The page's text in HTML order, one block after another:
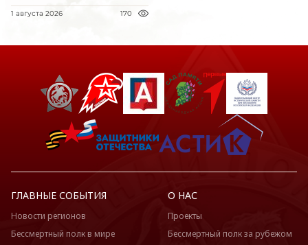
1 августа 2026 170
ГЛАВНЫЕ СОБЫТИЯ
Новости регионов
Бессмертный полк в мире
О НАС
Проекты
Бессмертный полк за рубежом